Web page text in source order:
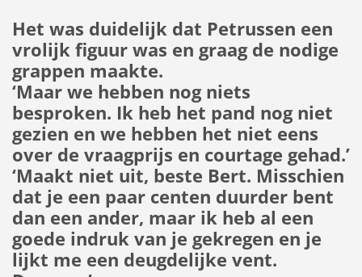
Het was duidelijk dat Petrussen een
vrolijk figuur was en graag de nodige
grappen maakte.
‘Maar we hebben nog niets
besproken. Ik heb het pand nog niet
gezien en we hebben het niet eens
over de vraagprijs en courtage gehad.’
‘Maakt niet uit, beste Bert. Misschien
dat je een paar centen duurder bent
dan een ander, maar ik heb al een
goede indruk van je gekregen en je
lijkt me een deugdelijke vent.